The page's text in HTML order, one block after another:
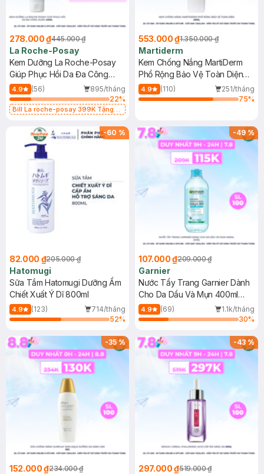
278.000 ₫445.000 ₫
La Roche-Posay
Kem Dưỡng La Roche-Posay
Giúp Phục Hồi Da Đa Công
Dụng 40ml
4.9 (56)
895/tháng
22%
Bill La roche-posay 399K Tặng
(SL có hạn)
553.000 ₫1.350.000 ₫
Martiderm
Kem Chống Nắng MartiDerm
Phổ Rộng Bảo Vệ Toàn Diện
40ml
4.9 (110)
251/tháng
75%
-60 %
82.000 ₫205.000 ₫
Hatomugi
Sữa Tắm Hatomugi Dưỡng Ẩm
Chiết Xuất Ý Dĩ 800ml
4.9 (123)
714/tháng
52%
-49%
107.000 ₫209.000 ₫
Garnier
Nước Tẩy Trang Garnier Dành
Cho Da Dầu Và Mụn 400ml
(Mới)
4.9 (69)
1.1k/tháng
30%
-35%
152.000 ₫234.000 ₫
-43%
297.000 ₫519.000 ₫